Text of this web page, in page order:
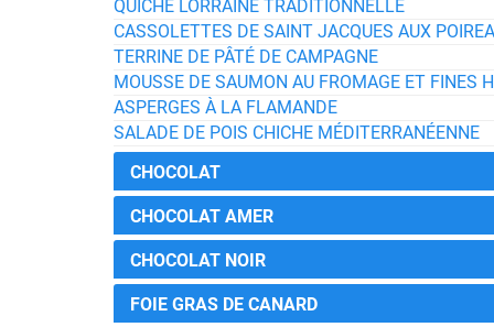
QUICHE LORRAINE TRADITIONNELLE
CASSOLETTES DE SAINT JACQUES AUX
TERRINE DE PÂTÉ DE CAMPAGNE
MOUSSE DE SAUMON AU FROMAGE ET FINES
ASPERGES À LA FLAMANDE
SALADE DE POIS CHICHE MÉDITERRANÉENNE
CHOCOLAT
CHOCOLAT AMER
CHOCOLAT NOIR
FOIE GRAS DE CANARD